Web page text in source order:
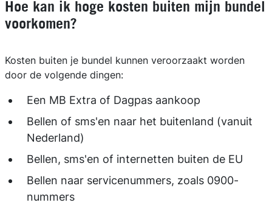
Hoe kan ik hoge kosten buiten mijn bundel
voorkomen?
Kosten buiten je bundel kunnen veroorzaakt worden
door de volgende dingen:
Een MB Extra of Dagpas aankoop
Bellen of sms'en naar het buitenland (vanuit
Nederland)
Bellen, sms'en of internetten buiten de EU
Bellen naar servicenummers, zoals 0900-
nummers